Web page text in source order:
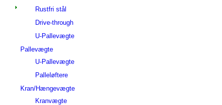
Rustfri stål
Drive-through
U-Pallevægte
Pallevægte
U-Pallevægte
Palleløftere
Kran/Hængevægte
Kranvægte